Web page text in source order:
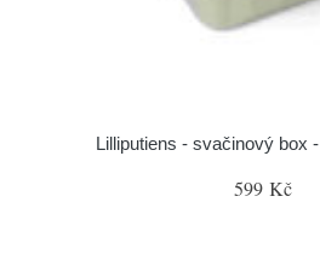
Lilliputiens - svačinový box
599 Kč